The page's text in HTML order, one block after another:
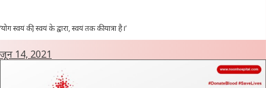
‘योग स्वयं की, स्वयं के द्वारा, स्वयं तक की यात्रा है।’
जून 14, 2021